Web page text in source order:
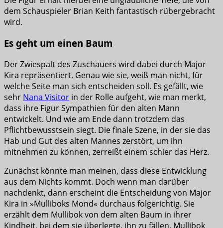
dem Schauspieler Brian Keith fantastisch rübergebracht
wird.
Es geht um einen Baum
Der Zwiespalt des Zuschauers wird dabei durch Major
Kira repräsentiert. Genau wie sie, weiß man nicht, für
welche Seite man sich entscheiden soll. Es gefällt, wie
sehr Nana Visitor in der Rolle aufgeht, wie man merkt,
dass ihre Figur Sympathien für den alten Mann
entwickelt. Und wie am Ende dann trotzdem das
Pflichtbewusstsein siegt. Die finale Szene, in der sie das
Hab und Gut des alten Mannes zerstört, um ihn
mitnehmen zu können, zerreißt einem schier das Herz.
Zunächst könnte man meinen, dass diese Entwicklung
aus dem Nichts kommt. Doch wenn man darüber
nachdenkt, dann erscheint die Entscheidung von Major
Kira in »Mulliboks Mond« durchaus folgerichtig. Sie
erzählt dem Mullibok von dem alten Baum in ihrer
Kindheit, bei dem sie überlegte, ihn zu fällen. Mullibok